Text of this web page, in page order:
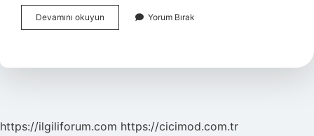
Devamını okuyun
Plazması
Sınıf
Yorum Bırak
https://ilgiliforum.com https://cicimod.com.tr